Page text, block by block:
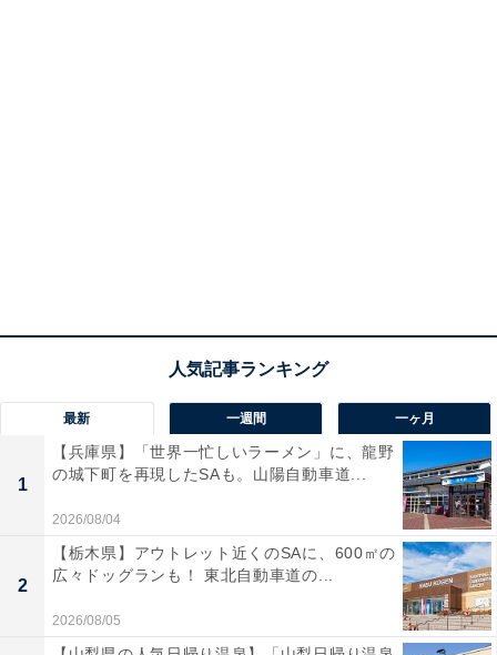
最新 一週間 一ヶ月
1
【兵庫県】「世界一忙しいラーメン」に、龍野
の城下町を再現したSAも。山陽自動車道...
2026/08/04
2
【栃木県】アウトレット近くのSAに、600㎡の
広々ドッグランも！ 東北自動車道の...
2026/08/05